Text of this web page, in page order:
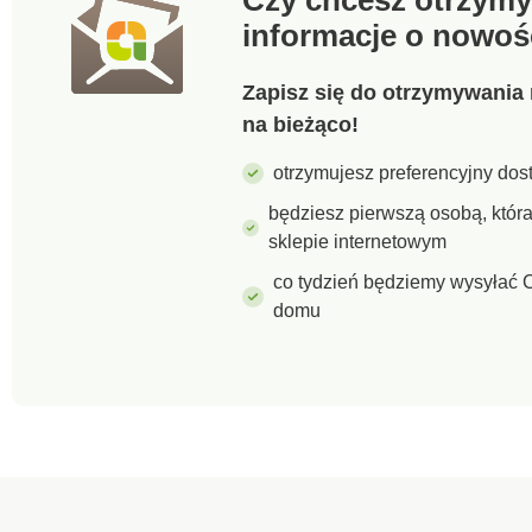
(60°C w przypadku białych
ubrań).
według Oeko-Tex
1216 / 3 IFTH).
które zostały
szkodliwych, a
bezpieczny w
wykraczającym
obowiązujące
Można prać w
informacje o
Zapisz się do otrzymywania
na bieżąco!
otrzymujesz preferencyjny
będziesz pierwszą osobą,
sklepie internetowym
co tydzień będziemy wysyłać
domu